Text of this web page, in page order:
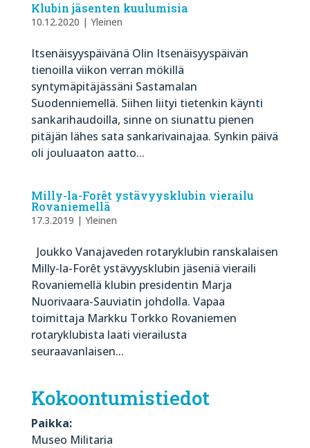
Klubin jäsenten kuulumisia
10.12.2020 | Yleinen
Itsenäisyyspäivänä Olin Itsenäisyyspäivän
tienoilla viikon verran mökillä
syntymäpitäjässäni Sastamalan
Suodenniemellä. Siihen liityi tietenkin käynti
sankarihaudoilla, sinne on siunattu pienen
pitäjän lähes sata sankarivainajaa. Synkin päivä
oli jouluaaton aatto...
Milly-la-Forêt ystävyysklubin vierailu
Rovaniemellä
17.3.2019 | Yleinen
Joukko Vanajaveden rotaryklubin ranskalaisen
Milly-la-Forêt ystävyysklubin jäseniä vieraili
Rovaniemellä klubin presidentin Marja
Nuorivaara-Sauviatin johdolla. Vapaa
toimittaja Markku Torkko Rovaniemen
rotaryklubista laati vierailusta
seuraavanlaisen...
Kokoontumistiedot
Paikka:
Museo Militaria